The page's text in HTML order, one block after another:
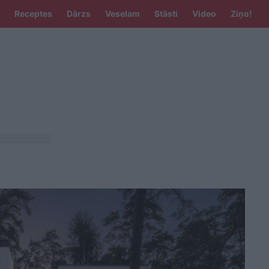
Receptes Dārzs Veselam Stāsti Video Ziņo!